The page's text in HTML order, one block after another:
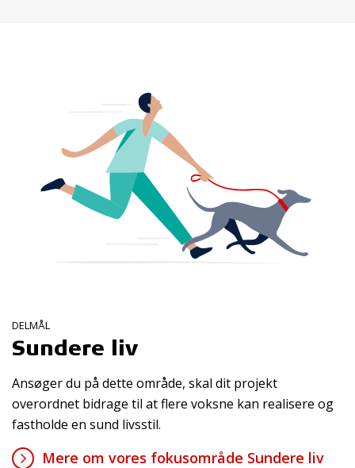
DELMÅL
Sundere liv
Ansøger du på dette område, skal dit projekt
overordnet bidrage til at flere voksne kan realisere og
fastholde en sund livsstil.
Mere om vores fokusområde Sundere liv